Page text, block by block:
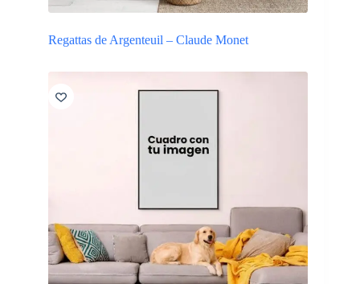
Regattas de Argenteuil – Claude Monet